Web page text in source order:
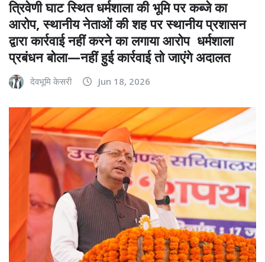
त्रिवेणी घाट स्थित धर्मशाला की भूमि पर कब्जे का
आरोप, स्थानीय नेताओं की शह पर स्थानीय प्रशासन
द्वारा कार्रवाई नहीं करने का लगाया आरोप धर्मशाला
प्रबंधन बोला—नहीं हुई कार्रवाई तो जाएंगे अदालत
देवभूमि केसरी Jun 18, 2026